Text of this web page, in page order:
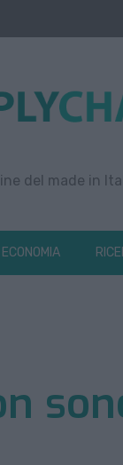
del made in
ECONOMIA